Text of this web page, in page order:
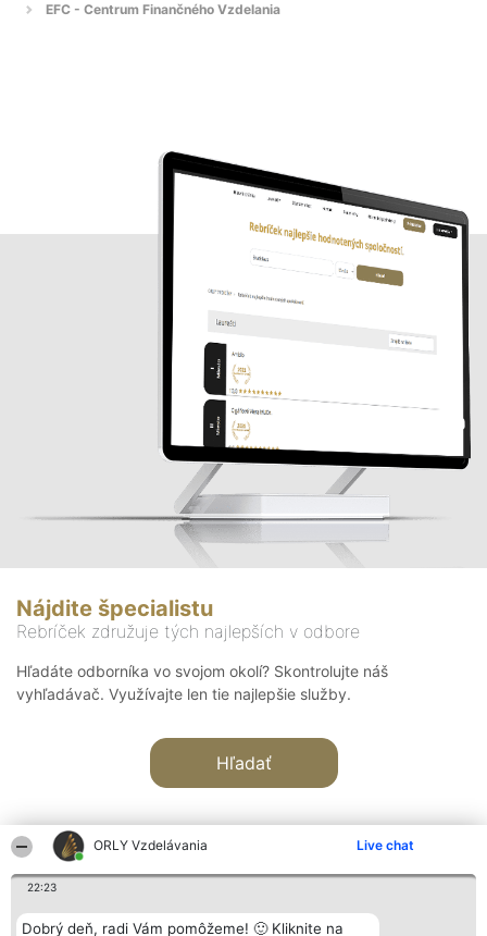
ORLY Vzdelávania Live chat
22:23
Dobrý deň, radi Vám pomôžeme! 🙂 Kliknite na
EFC - Centrum Finančného Vzdelania
Nájdite špecialistu
Rebríček združuje tých najlepších v odbore
Hľadáte odborníka vo svojom okolí? Skontrolujte náš
vyhľadávač. Využívajte len tie najlepšie služby.
Hľadať
Organizátor hodnotenia Hodnotenie Kontakt